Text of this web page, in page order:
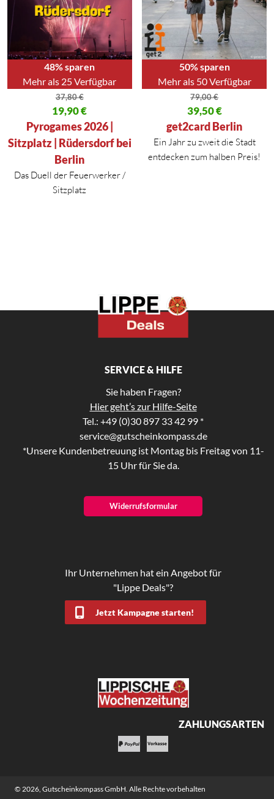
48% sparen
Mehr als 25 Verfügbar
37,80€
Ursprünglicher Preis war: 37,80 €
19,90€
Aktueller Preis ist: 19,90 €.
Pyrogames 2026 |
Sitzplatz | Rüdersdorf bei
Berlin
Das Duell der Feuerwerker /
Sitzplatz
50% sparen
Mehr als 50 Verfügbar
79,00€
Ursprünglicher Preis war:
39,50€
Aktueller Preis ist: 39,50 €.
get2card Berlin
Ein Jahr zu zweit die Stadt
entdecken zum halben Preis!
SERVICE & HILFE
Sie haben Fragen?
Hier geht’s zur Hilfe-Seite
Tel.: +49 (0)30 897 33 42 99 *
service@gutscheinkompass.de
*Unsere Kundenbetreuung ist Montag bis Freitag von 11-
15 Uhr für Sie da.
Widerrufsformular
Ihr Unternehmen hat ein Angebot für
"Lippe Deals"?
Jetzt Kampagne starten!
ZAHLUNGSARTEN
© 2026, Gutscheinkompass GmbH. Alle Rechte vorbehalten